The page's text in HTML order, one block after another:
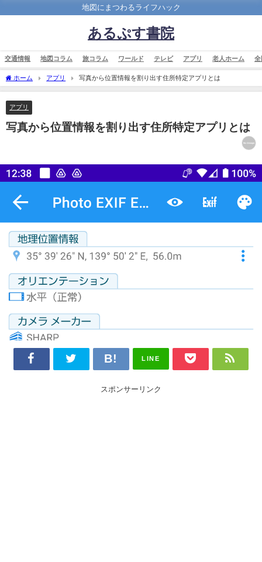
地図にまつわるライフハック
あるぷす書院
交通情報 地図コラム 旅コラム ワールド テレビ アプリ 老人ホーム 全
ホーム アプリ 写真から位置情報を割り出す住所特定アプリとは
アプリ
写真から位置情報を割り出す住所特定アプリとは
LINE
スポンサーリンク